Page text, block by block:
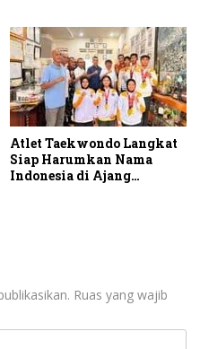
Atlet Taekwondo Langkat
Siap Harumkan Nama
Indonesia di Ajang
Ruas yang wajib